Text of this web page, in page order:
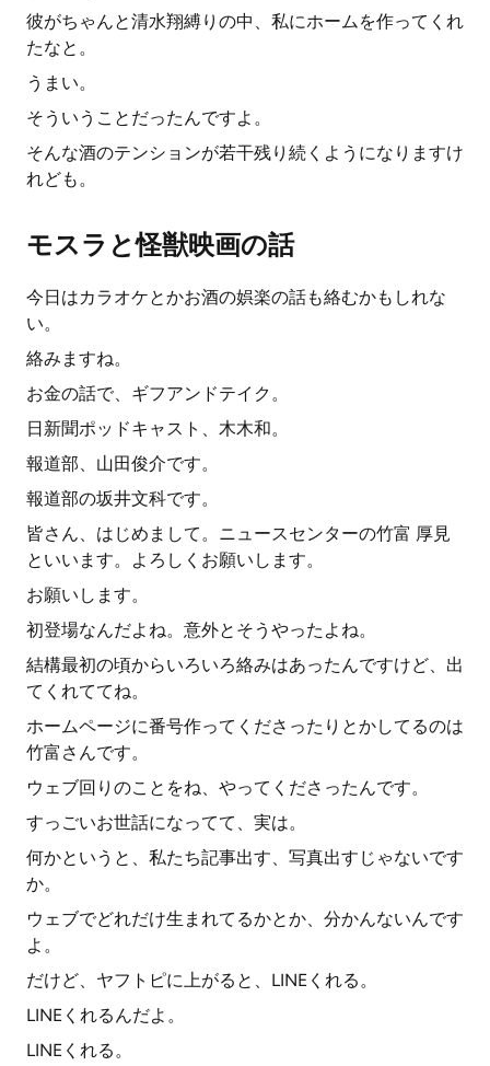
彼がちゃんと清水翔縛りの中、私にホームを作ってくれ
たなと。
うまい。
そういうことだったんですよ。
そんな酒のテンションが若干残り続くようになりますけ
れども。
モスラと怪獣映画の話
今日はカラオケとかお酒の娯楽の話も絡むかもしれな
い。
絡みますね。
お金の話で、ギフアンドテイク。
日新聞ポッドキャスト、木木和。
報道部、山田俊介です。
報道部の坂井文科です。
皆さん、はじめまして。ニュースセンターの竹富 厚見
といいます。よろしくお願いします。
お願いします。
初登場なんだよね。意外とそうやったよね。
結構最初の頃からいろいろ絡みはあったんですけど、出
てくれててね。
ホームページに番号作ってくださったりとかしてるのは
竹富さんです。
ウェブ回りのことをね、やってくださったんです。
すっごいお世話になってて、実は。
何かというと、私たち記事出す、写真出すじゃないです
か。
ウェブでどれだけ生まれてるかとか、分かんないんです
よ。
だけど、ヤフトピに上がると、LINEくれる。
LINEくれるんだよ。
LINEくれる。